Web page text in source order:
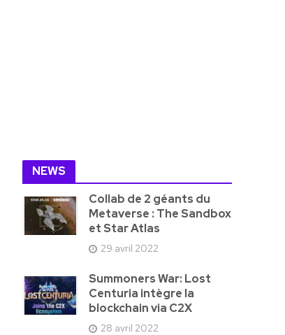
NEWS
Collab de 2 géants du
Metaverse : The Sandbox
et Star Atlas
29 avril 2022
Summoners War: Lost
Centuria intègre la
blockchain via C2X
28 avril 2022